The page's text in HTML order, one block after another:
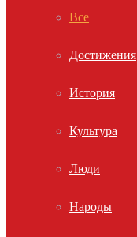
Все
Достижения
История
Культура
Люди
Народы